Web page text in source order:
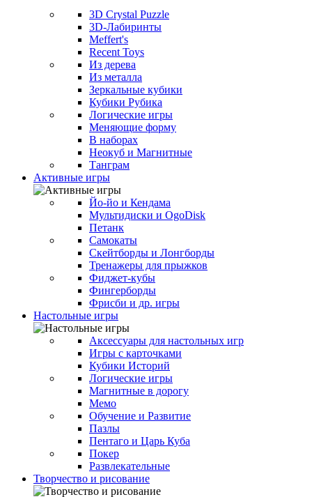
3D Crystal Puzzle
3D-Лабиринты
Meffert's
Recent Toys
Из дерева
Из металла
Зеркальные кубики
Кубики Рубика
Логические игры
Меняющие форму
В наборах
Неокуб и Магнитные
Танграм
Активные игры
Йо-йо и Кендама
Мультидиски и OgoDisk
Петанк
Самокаты
Скейтборды и Лонгборды
Тренажеры для прыжков
Фиджет-кубы
Фингерборды
Фрисби и др. игры
Настольные игры
Аксессуары для настольных игр
Игры с карточками
Кубики Историй
Логические игры
Магнитные в дорогу
Мемо
Обучение и Развитие
Пазлы
Пентаго и Царь Куба
Покер
Развлекательные
Творчество и рисование